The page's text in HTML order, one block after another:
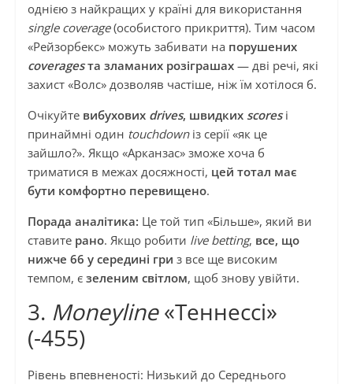
однією з найкращих у країні для використання
single coverage(особистого прикриття). Тим часом
«Рейзорбекс» можуть забивати на порушених
coveragesта зламаних розіграшах— дві речі, які
захист «Волс» дозволяв частіше, ніж їм хотілося б.
Очікуйте вибухових drives, швидких scoresі
принаймні один touchdownіз серії «як це
зайшло?». Якщо «Арканзас» зможе хоча б
триматися в межах досяжності, цей тотал має
бути комфортно перевищено.
Порада аналітика: Це той тип «Більше», який ви
ставите рано. Якщо робити live betting, все, що
нижче 66 у середині гри з все ще високим
темпом, є зеленим світлом, щоб знову увійти.
3. Moneyline«Теннессі»
(-455)
Рівень впевненості: Низький до Середнього